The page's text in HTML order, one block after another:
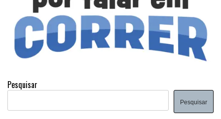
Pesquisar
Pesquisar